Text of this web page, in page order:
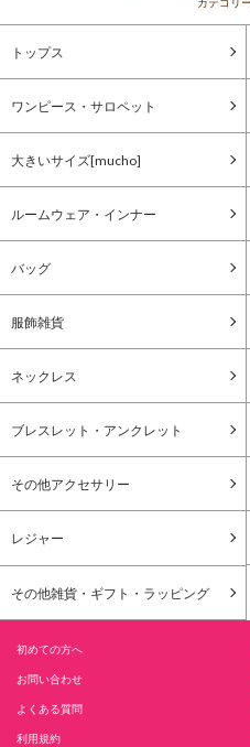
トップス
ワンピース・サロペット
大きいサイズ[mucho]
ルームウェア・インナー
バッグ
服飾雑貨
ネックレス
ブレスレット・アンクレット
その他アクセサリー
レジャー
その他雑貨・ギフト・ラッピング
初めての方へ
お問い合わせ
よくある質問
利用規約